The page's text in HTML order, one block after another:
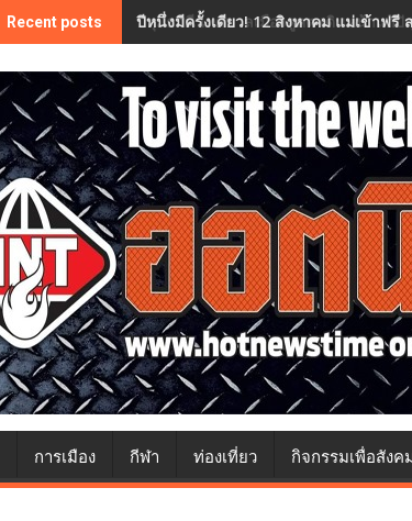
Recent posts ปทุมธานี เทศบาลเมืองคูคต เดินหน้าแก้ปั
การเมือง กีฬา ท่องเที่ยว กิจกรรมเพื่อสังค